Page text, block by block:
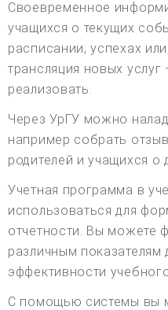
Своевременное
учащихся о текущих
расписании, успехах
трансляция новых
реализовать.
Через УрГУ можно
например собрать
родителей и учащихся о
Учетная программа в
использоваться для
отчетности. Вы можете
различным показателям
эффективности
С помощью системы вы